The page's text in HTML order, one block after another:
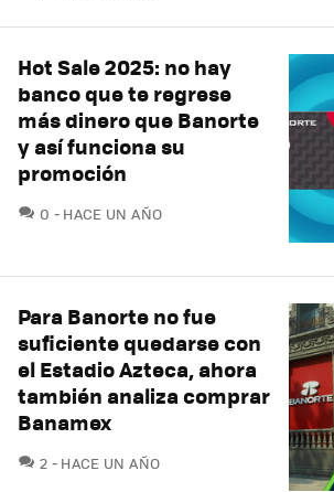
Hot Sale 2025: no hay
banco que te regrese
más dinero que Banorte
y así funciona su
promoción
0 COMENTARIOS
HACE UN AÑO
Para Banorte no fue
suficiente quedarse con
el Estadio Azteca, ahora
también analiza comprar
Banamex
2 COMENTARIOS
HACE UN AÑO